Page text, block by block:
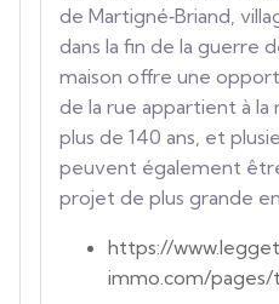
de Martigné‑Briand,
dans la fin de la guerre
maison offre une
de la rue appartient à
plus de 140 ans, et
peuvent également
projet de plus grande
https://
immo.com/